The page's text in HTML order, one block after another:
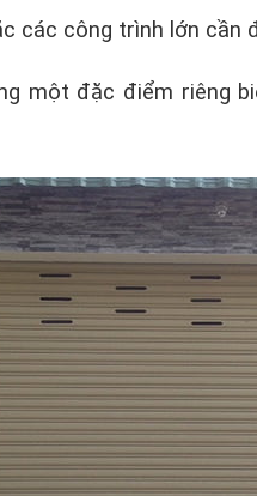
các công trình lớn cần
một đặc điểm riêng